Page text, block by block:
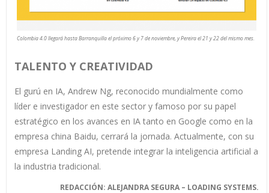
Colombia 4.0 llegará hasta Barranquilla el próximo 6 y 7 de noviembre, y Pereira el 21 y 22 del mismo mes.
TALENTO Y CREATIVIDAD
El gurú en IA, Andrew Ng, reconocido mundialmente como
líder e investigador en este sector y famoso por su papel
estratégico en los avances en IA tanto en Google como en la
empresa china Baidu, cerrará la jornada. Actualmente, con su
empresa Landing AI, pretende integrar la inteligencia artificial a
la industria tradicional.
REDACCIÓN: ALEJANDRA SEGURA – LOADING SYSTEMS.